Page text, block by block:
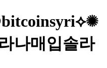
나매입솔라